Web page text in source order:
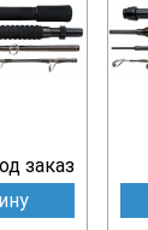
заказ